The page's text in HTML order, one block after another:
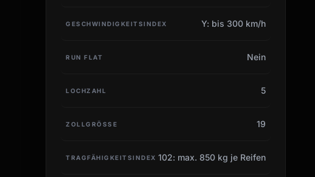
GESCHWINDIGKEITSINDEX Y: bis 300 km/h
RUN FLAT Nein
LOCHZAHL 5
ZOLLGRÖSSE 19
TRAGFÄHIGKEITSINDEX 102: max. 850 kg je Reifen